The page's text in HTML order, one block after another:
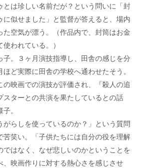
とは珍しい名前だが？という問いに「封
似せました」と監督が答えると、場内
た空気が漂う。（作品内で、封筒はお金
われている。）
。３ヶ月演技指導し、田舎の感じを分
ど実際に田舎の学校へ通わせたそう。
の映画での演技が評価され、『殺人の追
スターとの共演を果たしているとの話
。
がらしを使っているのか？」という質問
苦笑い。「子供たちには自分の役を理解
ではなく、なぜ悲しいのかということを
、映画作りに対する熱心さを感じさせ